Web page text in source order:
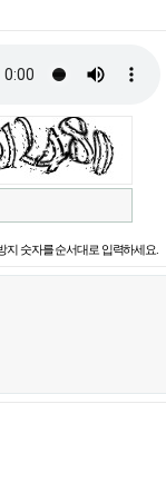
지 숫자를 순서대로 입력하세요.